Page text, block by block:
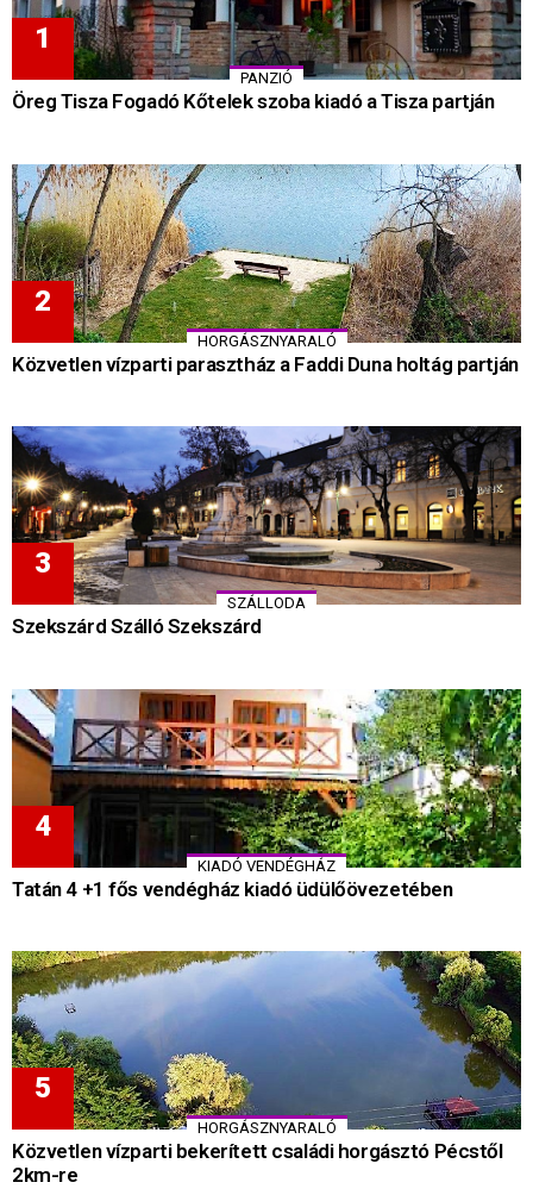
PANZIÓ
Öreg Tisza Fogadó Kőtelek szoba kiadó a Tisza partján
HORGÁSZNYARALÓ
Közvetlen vízparti parasztház a Faddi Duna holtág partján
SZÁLLODA
Szekszárd Szálló Szekszárd
KIADÓ VENDÉGHÁZ
Tatán 4 +1 fős vendégház kiadó üdülőövezetében
HORGÁSZNYARALÓ
Közvetlen vízparti bekerített családi horgásztó Pécstől
2km-re